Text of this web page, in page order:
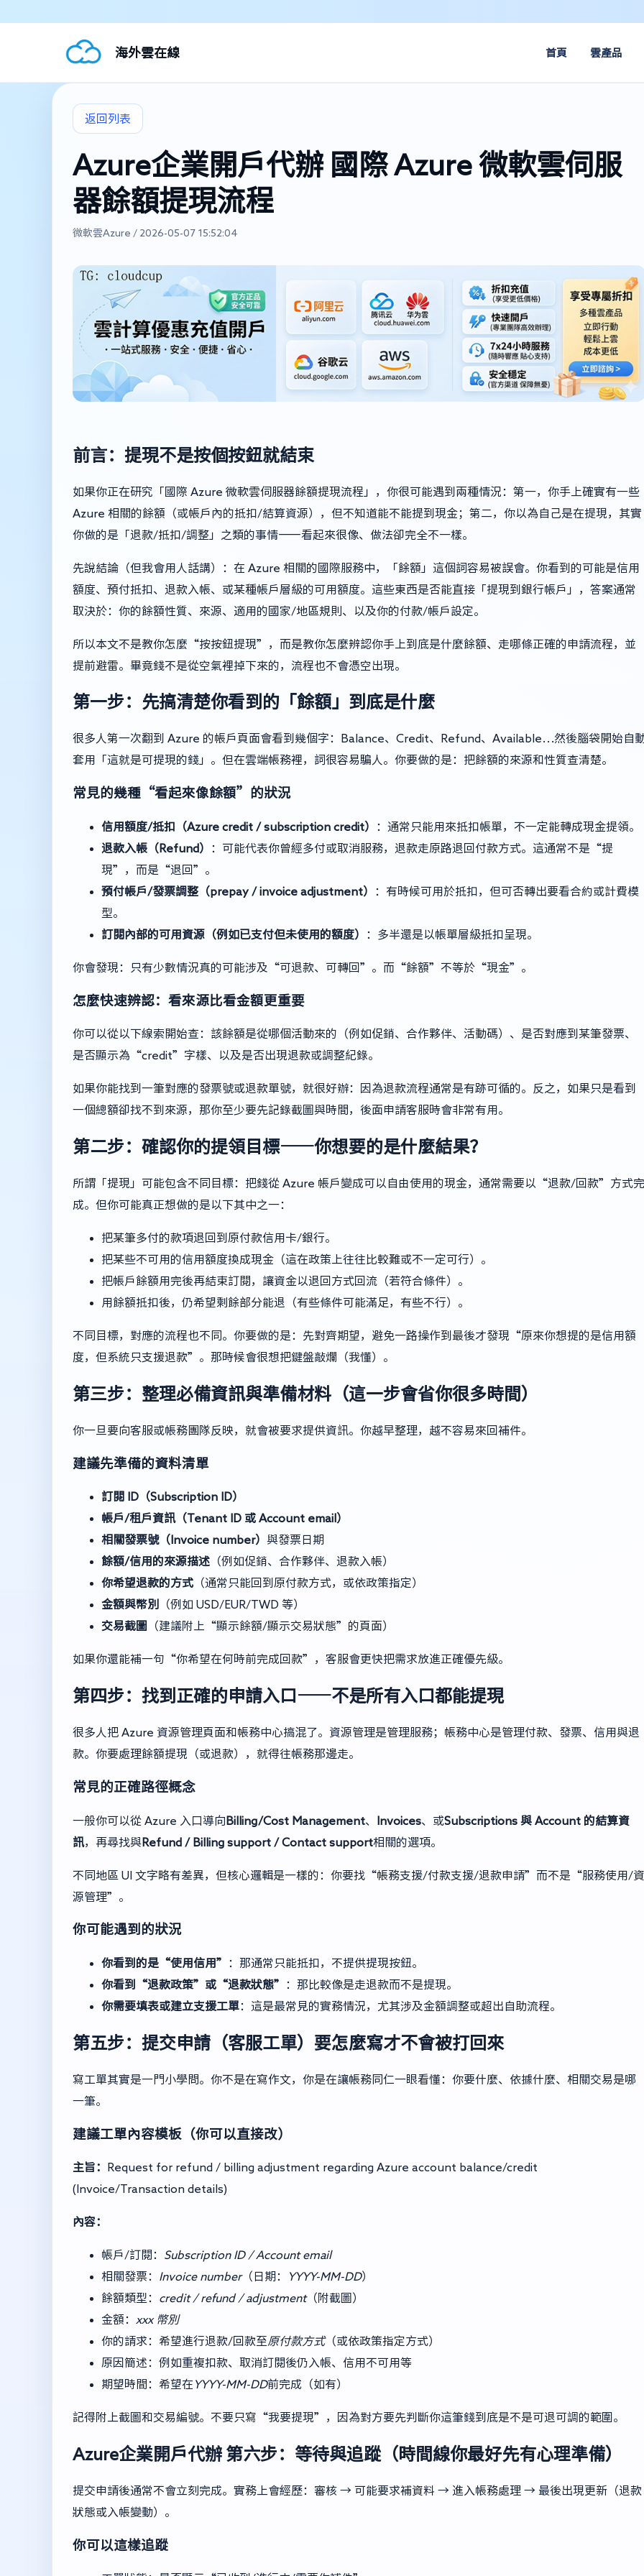
海外雲在線 首頁 雲產品
返回列表
Azure企業開戶代辦 國際 Azure 微軟雲伺服
器餘額提現流程
微軟雲Azure / 2026-05-07 15:52:04
前言：提現不是按個按鈕就結束
如果你正在研究「國際 Azure 微軟雲伺服器餘額提現流程」，你很可能遇到兩種情況：第一，你手上確實有一些
Azure 相關的餘額（或帳戶內的抵扣/結算資源），但不知道能不能提到現金；第二，你以為自己是在提現，其實
你做的是「退款/抵扣/調整」之類的事情——看起來很像、做法卻完全不一樣。
先說結論（但我會用人話講）：在 Azure 相關的國際服務中，「餘額」這個詞容易被誤會。你看到的可能是信用
額度、預付抵扣、退款入帳、或某種帳戶層級的可用額度。這些東西是否能直接「提現到銀行帳戶」，答案通常
取決於：你的餘額性質、來源、適用的國家/地區規則、以及你的付款/帳戶設定。
所以本文不是教你怎麼“按按鈕提現”，而是教你怎麼辨認你手上到底是什麼餘額、走哪條正確的申請流程，並
提前避雷。畢竟錢不是從空氣裡掉下來的，流程也不會憑空出現。
第一步：先搞清楚你看到的「餘額」到底是什麼
很多人第一次翻到 Azure 的帳戶頁面會看到幾個字：Balance、Credit、Refund、Available…然後腦袋開始自
套用「這就是可提現的錢」。但在雲端帳務裡，詞很容易騙人。你要做的是：把餘額的來源和性質查清楚。
常見的幾種“看起來像餘額”的狀況
信用額度/抵扣（Azure credit / subscription credit）
：通常只能用來抵扣帳單，不一定能轉成現金提領。
退款入帳（Refund）
：可能代表你曾經多付或取消服務，退款走原路退回付款方式。這通常不是“提
現”，而是“退回”。
預付帳戶/發票調整（prepay / invoice adjustment）
：有時候可用於抵扣，但可否轉出要看合約或計費模
型。
訂閱內部的可用資源（例如已支付但未使用的額度）
：多半還是以帳單層級抵扣呈現。
你會發現：只有少數情況真的可能涉及“可退款、可轉回”。而“餘額”不等於“現金”。
怎麼快速辨認：看來源比看金額更重要
你可以從以下線索開始查：該餘額是從哪個活動來的（例如促銷、合作夥伴、活動碼）、是否對應到某筆發票、
是否顯示為“credit”字樣、以及是否出現退款或調整紀錄。
如果你能找到一筆對應的發票號或退款單號，就很好辦：因為退款流程通常是有跡可循的。反之，如果只是看到
一個總額卻找不到來源，那你至少要先記錄截圖與時間，後面申請客服時會非常有用。
第二步：確認你的提領目標——你想要的是什麼結果？
所謂「提現」可能包含不同目標：把錢從 Azure 帳戶變成可以自由使用的現金，通常需要以“退款/回款”方式完
成。但你可能真正想做的是以下其中之一：
把某筆多付的款項退回到原付款信用卡/銀行。
把某些不可用的信用額度換成現金（這在政策上往往比較難或不一定可行）。
把帳戶餘額用完後再結束訂閱，讓資金以退回方式回流（若符合條件）。
用餘額抵扣後，仍希望剩餘部分能退（有些條件可能滿足，有些不行）。
不同目標，對應的流程也不同。你要做的是：先對齊期望，避免一路操作到最後才發現“原來你想提的是信用額
度，但系統只支援退款”。那時候會很想把鍵盤敲爛（我懂）。
第三步：整理必備資訊與準備材料（這一步會省你很多時間）
你一旦要向客服或帳務團隊反映，就會被要求提供資訊。你越早整理，越不容易來回補件。
建議先準備的資料清單
訂閱 ID（Subscription ID）
帳戶/租戶資訊（Tenant ID 或 Account email）
相關發票號（Invoice number） 與發票日期
餘額/信用的來源描述 （例如促銷、合作夥伴、退款入帳）
你希望退款的方式 （通常只能回到原付款方式，或依政策指定）
金額與幣別
（例如 USD/EUR/TWD 等）
交易截圖
（建議附上“顯示餘額/顯示交易狀態”的頁面）
如果你還能補一句“你希望在何時前完成回款”，客服會更快把需求放進正確優先級。
第四步：找到正確的申請入口——不是所有入口都能提現
很多人把 Azure 資源管理頁面和帳務中心搞混了。資源管理是管理服務；帳務中心是管理付款、發票、信用與退
款。你要處理餘額提現（或退款），就得往帳務那邊走。
常見的正確路徑概念
一般你可以從 Azure 入口導向Billing/Cost Management、 Invoices、或Subscriptions 與 Account 的結算資
訊，再尋找與Refund / Billing support / Contact support相關的選項。
不同地區 UI 文字略有差異，但核心邏輯是一樣的：你要找“帳務支援/付款支援/退款申請”而不是“服務使用/資
源管理”。
你可能遇到的狀況
你看到的是“使用信用”
：那通常只能抵扣，不提供提現按鈕。
你看到“退款政策”或“退款狀態”
：那比較像是走退款而不是提現。
你需要填表或建立支援工單：這是最常見的實務情況，尤其涉及金額調整或超出自助流程。
第五步：提交申請（客服工單）要怎麼寫才不會被打回來
寫工單其實是一門小學問。你不是在寫作文，你是在讓帳務同仁一眼看懂：你要什麼、依據什麼、相關交易是哪
一筆。
建議工單內容模板（你可以直接改）
主旨：
Request for refund / billing adjustment regarding Azure account balance/credit
(Invoice/Transaction details)
內容：
帳戶/訂閱： Subscription ID / Account email
相關發票： Invoice number（日期： YYYY-MM-DD）
餘額類型： credit / refund / adjustment（附截圖）
金額： xxx 幣別
你的請求：希望進行退款/回款至原付款方式（或依政策指定方式）
原因簡述：例如重複扣款、取消訂閱後仍入帳、信用不可用等
期望時間：希望在 YYYY-MM-DD前完成（如有）
記得附上截圖和交易編號。不要只寫“我要提現”，因為對方要先判斷你這筆錢到底是不是可退可調的範圍。
Azure企業開戶代辦 第六步：等待與追蹤（時間線你最好先有心理準備）
提交申請後通常不會立刻完成。實務上會經歷：審核 → 可能要求補資料 → 進入帳務處理 → 最後出現更新（退款
狀態或入帳變動）。
你可以這樣追蹤